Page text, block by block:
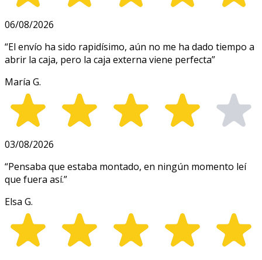
06/08/2026
“El envío ha sido rapidísimo, aún no me ha dado tiempo a
abrir la caja, pero la caja externa viene perfecta”
María G.
03/08/2026
“Pensaba que estaba montado, en ningún momento leí
que fuera así.”
Elsa G.